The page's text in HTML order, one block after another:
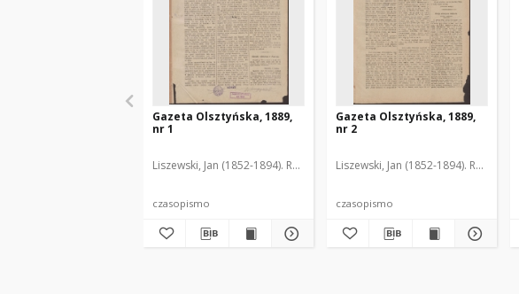
Gazeta Olsztyńska, 1889,
nr 1
Liszewski, Jan (1852-1894). Red.
czasopismo
Gazeta Olsztyńska, 1889,
nr 2
Liszewski, Jan (1852-1894). Red.
czasopismo